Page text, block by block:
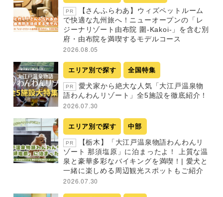
PR
【さんふらわあ】ウィズペットルーム
で快適な九州旅へ！ニューオープンの「レ
ジーナリゾート由布院 圍-Kakoi-」を含む別
府・由布院を満喫するモデルコース
2026.08.05
エリア別で探す 全国特集
PR
愛犬家から絶大な人気「大江戸温泉物
語わんわんリゾート」全5施設を徹底紹介！
2026.07.30
エリア別で探す 中部
PR
【栃木】「大江戸温泉物語わんわんリ
ゾート 那須塩原」に泊まったよ！ 上質な温
泉と豪華多彩なバイキングを満喫！| 愛犬と
一緒に楽しめる周辺観光スポットもご紹介
2026.07.30